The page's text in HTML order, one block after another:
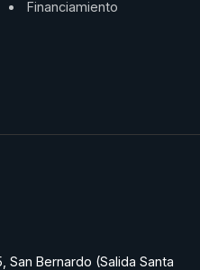
Financiamiento
San Bernardo (Salida Santa